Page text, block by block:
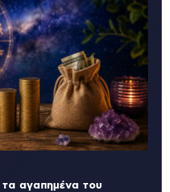
τα αγαπημένα του